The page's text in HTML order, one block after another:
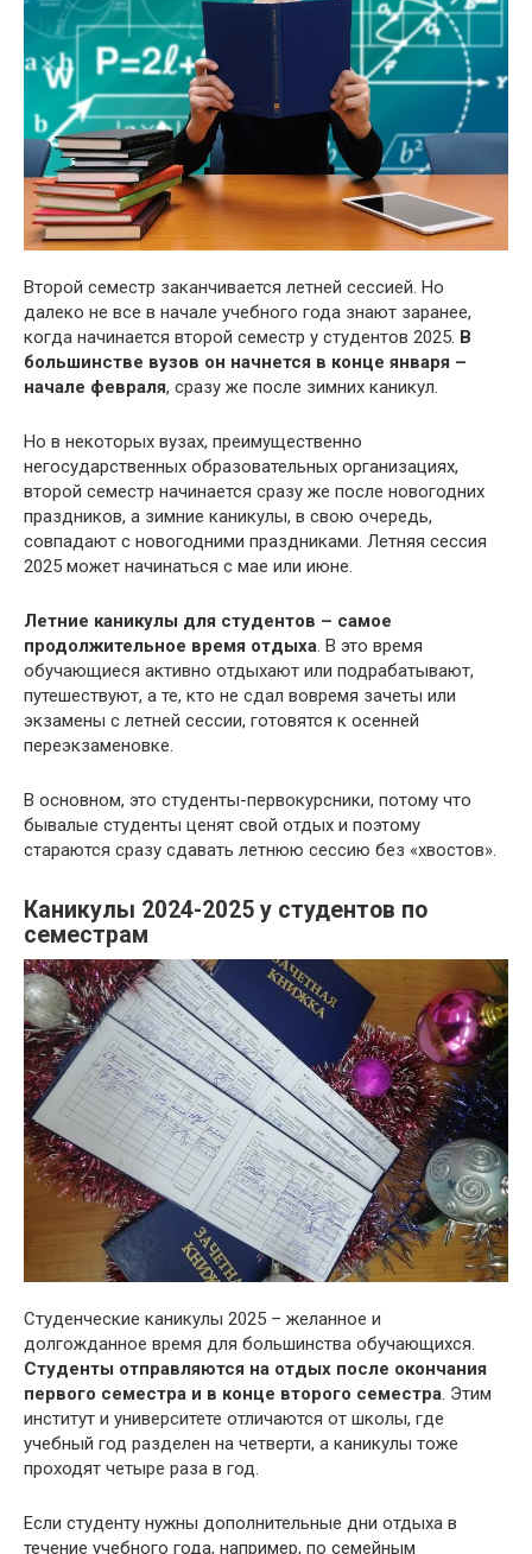
Второй семестр заканчивается летней сессией. Но
далеко не все в начале учебного года знают заранее,
когда начинается второй семестр у студентов 2025. В
большинстве вузов он начнется в конце января –
начале февраля, сразу же после зимних каникул.
Но в некоторых вузах, преимущественно
негосударственных образовательных организациях,
второй семестр начинается сразу же после новогодних
праздников, а зимние каникулы, в свою очередь,
совпадают с новогодними праздниками. Летняя сессия
2025 может начинаться с мае или июне.
Летние каникулы для студентов – самое
продолжительное время отдыха. В это время
обучающиеся активно отдыхают или подрабатывают,
путешествуют, а те, кто не сдал вовремя зачеты или
экзамены с летней сессии, готовятся к осенней
переэкзаменовке.
В основном, это студенты-первокурсники, потому что
бывалые студенты ценят свой отдых и поэтому
стараются сразу сдавать летнюю сессию без «хвостов».
Каникулы 2024-2025 у студентов по
семестрам
Студенческие каникулы 2025 – желанное и
долгожданное время для большинства обучающихся.
Студенты отправляются на отдых после окончания
первого семестра и в конце второго семестра. Этим
институт и университете отличаются от школы, где
учебный год разделен на четверти, а каникулы тоже
проходят четыре раза в год.
Если студенту нужны дополнительные дни отдыха в
течение учебного года, например, по семейным